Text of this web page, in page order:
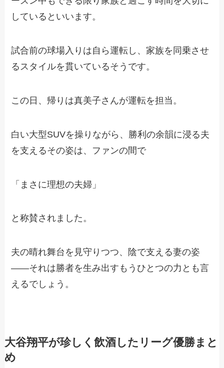
しているといいます。
試合前の球場入りは自ら運転し、家族を同乗させ
るスタイルを貫いているそうです。
この日、帰りは真美子さんが運転を担当。
白い大型SUVを操りながら、勝利の余韻に浸る夫
を支えるその姿は、ファンの間で
「まさに理想の夫婦」
と称賛されました。
夫の晴れ舞台を見守りつつ、陰で支える妻の姿
――それは勝者を生み出すもうひとつの力とも言
えるでしょう。
大谷翔平が珍しく飲酒したリーグ優勝まと
め